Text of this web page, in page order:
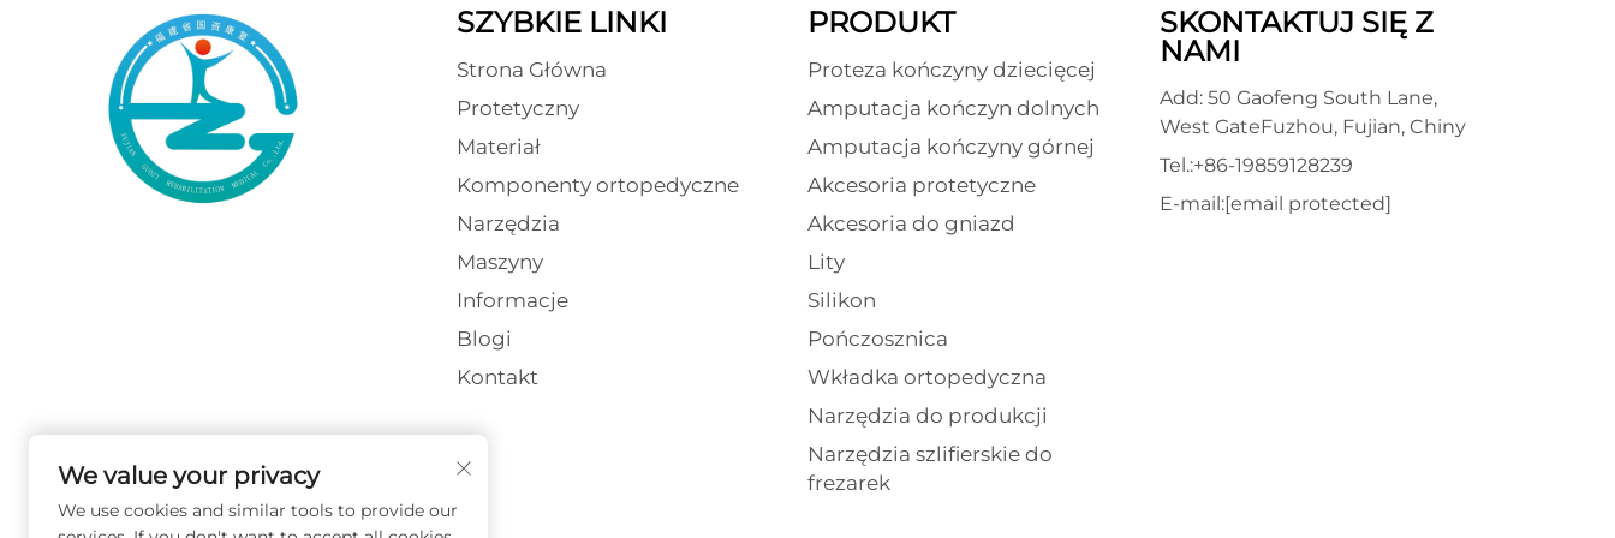
SZYBKIE LINKI
Strona Główna
Protetyczny
Materiał
Komponenty ortopedyczne
Narzędzia
Maszyny
Informacje
Blogi
Kontakt
PRODUKT
Proteza kończyny dziecięcej
Amputacja kończyn dolnych
Amputacja kończyny górnej
Akcesoria protetyczne
Akcesoria do gniazd
Lity
Silikon
Pończosznica
Wkładka ortopedyczna
Narzędzia do produkcji
Narzędzia szlifierskie do
frezarek
SKONTAKTUJ SIĘ Z
NAMI
Add: 50 Gaofeng South Lane,
West GateFuzhou, Fujian, Chiny
Tel.:+86-19859128239
E-mail:[email protected]
We value your privacy
We use cookies and similar tools to provide our